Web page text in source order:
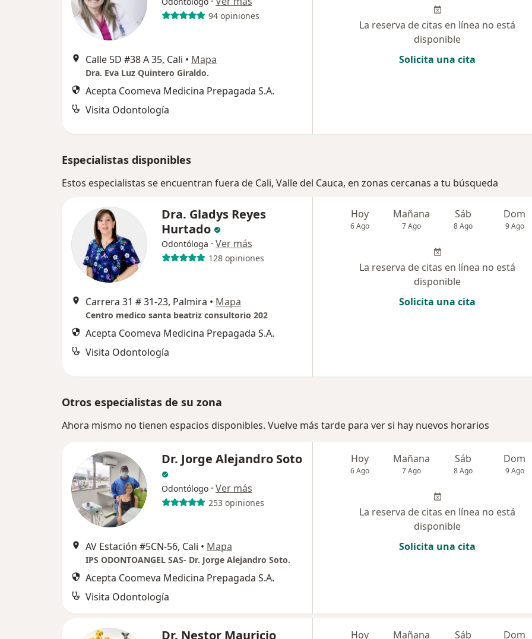
94 opiniones
Calle 5D #38 A 35, Cali • Mapa
Dra. Eva Luz Quintero Giraldo.
Acepta Coomeva Medicina Prepagada S.A.
Visita Odontología
La reserva de citas en línea no está
disponible
Solicita una cita
Especialistas disponibles
Estos especialistas se encuentran fuera de Cali, Valle del Cauca, en zonas cercanas a tu búsqueda
Dra. Gladys Reyes
Hurtado
Odontóloga · Ver más
128 opiniones
Carrera 31 # 31‐23, Palmira • Mapa
Centro medico santa beatriz consultorio 202
Acepta Coomeva Medicina Prepagada S.A.
Visita Odontología
Hoy
6 Ago
Mañana
7 Ago
Sáb
8 Ago
Dom
9 Ago
La reserva de citas en línea no está
disponible
Solicita una cita
Otros especialistas de su zona
Ahora mismo no tienen espacios disponibles. Vuelve más tarde para ver si hay nuevos horarios
Dr. Jorge Alejandro Soto
Odontólogo · Ver más
253 opiniones
AV Estación #5CN-56, Cali • Mapa
IPS ODONTOANGEL SAS- Dr. Jorge Alejandro Soto.
Acepta Coomeva Medicina Prepagada S.A.
Visita Odontología
Hoy
6 Ago
Mañana
7 Ago
Sáb
8 Ago
Dom
9 Ago
La reserva de citas en línea no está
disponible
Solicita una cita
Dr. Nestor Mauricio
Hoy Mañana Sáb Dom